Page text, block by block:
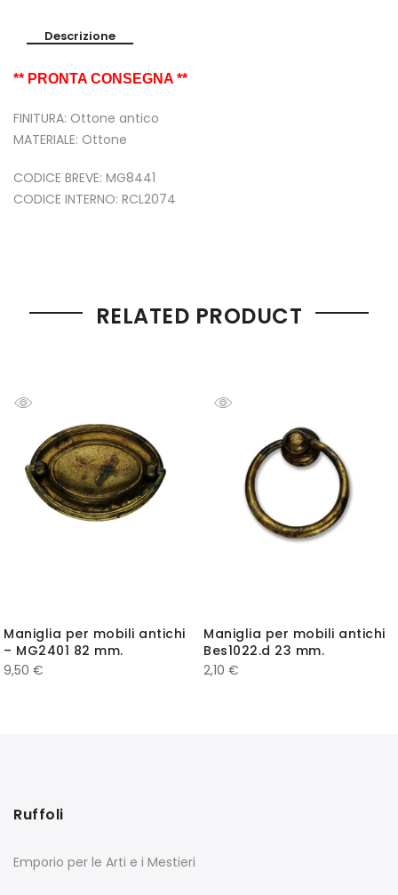
Descrizione
** PRONTA CONSEGNA **
FINITURA: Ottone antico
MATERIALE: Ottone
CODICE BREVE: MG8441
CODICE INTERNO: RCL2074
RELATED PRODUCT
Maniglia per mobili antichi
– MG2401 82 mm.
9,50 €
Maniglia per mobili antichi
Bes1022.d 23 mm.
2,10 €
Ruffoli
Emporio per le Arti e i Mestieri